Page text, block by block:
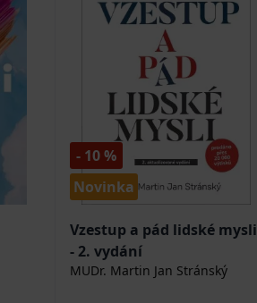
- 10 %
Novinka
Vzestup a pád lidské mysli
- 2. vydání
MUDr. Martin Jan Stránský